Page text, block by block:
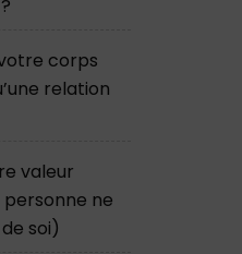
corps
relation
valeur
ne
soi)